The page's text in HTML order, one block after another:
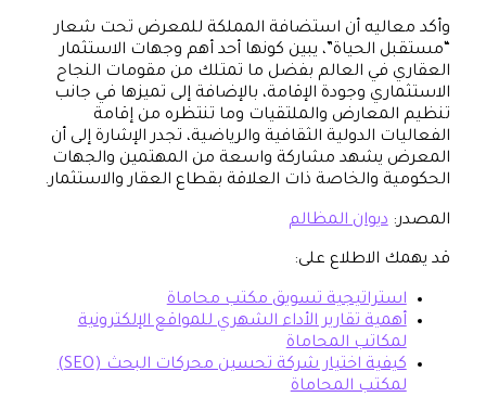
وأكد معاليه أن استضافة المملكة للمعرض تحت شعار
“مستقبل الحياة”، يبين كونها أحد أهم وجهات الاستثمار
العقاري في العالم بفضل ما تمتلك من مقومات النجاح
الاستثماري وجودة الإقامة، بالإضافة إلى تميزها في جانب
تنظيم المعارض والملتقيات وما تنتظره من إقامة
الفعاليات الدولية الثقافية والرياضية، تجدر الإشارة إلى أن
المعرض يشهد مشاركة واسعة من المهتمين والجهات
الحكومية والخاصة ذات العلاقة بقطاع العقار والاستثمار.
المصدر:ديوان المظالم
قد يهمك الاطلاع على:
استراتيجية تسويق مكتب محاماة
أهمية تقارير الأداء الشهري للمواقع الإلكترونية
لمكاتب المحاماة
كيفية اختيار شركة تحسين محركات البحث (SEO)
لمكتب المحاماة